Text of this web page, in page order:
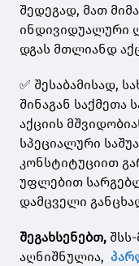
შედეგად, მათ
ინდივიდუალური
დგას მთლიანდ
✅ შესაბამისად,
შინაგან საქმეთა
აქციის
სპეციალური
კონსტიტუციით
უფლებით
დამცველი
შეგახსენებთ,
აღნიშნულია,